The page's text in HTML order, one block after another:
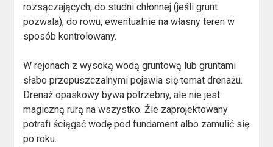
rozsączających, do studni chłonnej (jeśli grunt
pozwala), do rowu, ewentualnie na własny teren w
sposób kontrolowany.
W rejonach z wysoką wodą gruntową lub gruntami
słabo przepuszczalnymi pojawia się temat drenażu.
Drenaż opaskowy bywa potrzebny, ale nie jest
magiczną rurą na wszystko. Źle zaprojektowany
potrafi ściągać wodę pod fundament albo zamulić się
po roku.